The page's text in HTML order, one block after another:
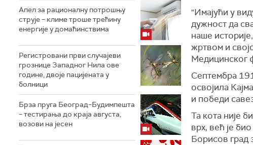
Апел за рационалну потрошњу
струје – климе троше трећину
енергије у домаћинствима
Регистровани први случајеви
грознице Западног Нила ове
године, двоје пацијената у
болници
Брза пруга Београд–Будимпешта
– тестирања до краја августа,
возови на јесен
"Имајући у
дужност да
наше
жртвом и
Медицинског
Септембра
освојила
и победи
Та кота није
врх, већ је
Борисов град